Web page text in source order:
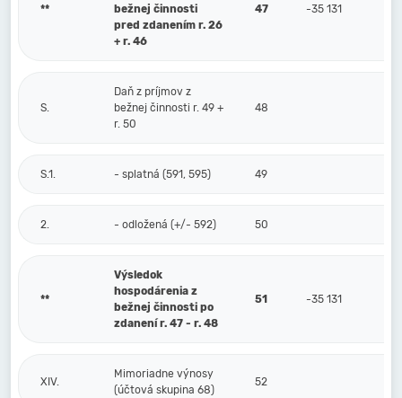
**
bežnej činnosti
pred zdanením r. 26
+ r. 46
47 -35 131
S.
Daň z príjmov z
bežnej činnosti r. 49 +
r. 50
48
S.1. - splatná (591, 595) 49
2. - odložená (+/- 592) 50
**
Výsledok
hospodárenia z
bežnej činnosti po
zdanení r. 47 - r. 48
51 -35 131
XIV.
Mimoriadne výnosy
(účtová skupina 68)
52